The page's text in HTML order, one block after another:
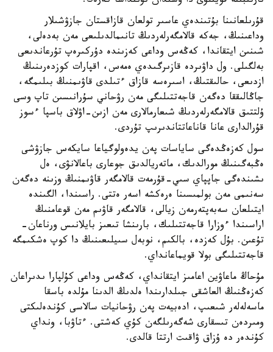
قۇرىلعانىنا بۇتىندەي عاسىر تولعان قازاقستان جازۋشىلار
وداعىنىڭ، جەكە قالامگەرلەردىڭ تانىمالدىلىعى مەن بەدەلى،
شىنىن ايتقاندا، كەڭەس وداعى كەزىندە دۇركىرەپ تۇرعاندىعى
بەلگىلى. ول داۋىردە قازىرگىدەي ەمەس، اقپارات كوزدەرىنىڭ
ازدىعى، حالىقتىڭ، اسىرەسە قازاق ءتىلدى قاۋىمنىڭ بىلىمگە،
جاڭالىققا دەگەن قاجەتتىلىگى مەن رۋحاني سۇرانىسىن تاپ وسى
ۇلتتىق قالامگەرلەردىڭ شىعارمالارى مەن ازىن-اۋلاق باسپا ءسوز
قۇرالدارى عانا قاناعاتتاندىرىپ تۇردى.
سول كەزەڭدەگى ساياسات پەن يدەولوگياعا سايكەس جازۋشى
ەڭبەگىنىڭ مورالدىك، ماتەريالدىق جوعارى باعالانۋى، ەل
ىشىندەگى جاپپاي سىي-قۇرمەت قالامگەر قاۋىمنىڭ وزىنە دەگەن
سەنىمى مەن بولمىسىنا ەرەكشە اسەر ەتتى. راسىندا، الگىندە
ايتىلعان سەبەپتەرمەن زيالى، قالامگەر قاۋىم مەن قوعامنىڭ
اراسىندا ءوزارا قاجەتتىلىك، بارىنشا تىعىز بايلانىس ورناعان-
تۇعىن. بۇل كەزدە، بالكىم، نوبەل سىيلىعىنىڭ دا كوپ ەشكىمگە
قاجەتتىلىگى بولا قويماعانداي.
مۇحاڭ ماعاۋين اعامىز ايتقانداي، كەڭەس وداعى كۇلپارا ىدىراعان
كەزەڭنىڭ العاشقى جىلدارىندا ەلدىڭ الدىنا مۇلدە باسقا
ماسەلەلەر شىعىپ، ادەبيەت پەن رۋحانيات سالاسى كۇندەلىكتى
ومىردەن تىسقارى شەگەرىلگەن كۇي كەشتى. ءتاۋبا، ونداي
كۇندەر دە ۇزاق ۋاقىت ارتتا قالدى.